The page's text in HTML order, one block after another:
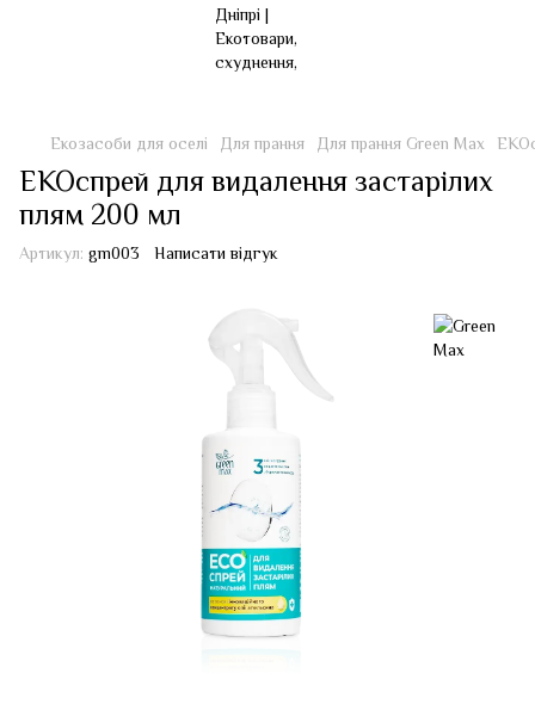
Екозасоби для оселі Для прання Для прання Green Max
ЕКОспрей для видалення застарілих
плям 200 мл
Артикул: gm003 Написати відгук